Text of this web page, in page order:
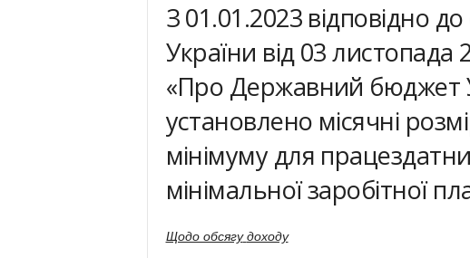
З 01.01.2023 відповідно
України від 03
«Про Державний бюджет
установлено місячні
мінімуму для
мінімальної заробітної
Щодо обсягу доходу